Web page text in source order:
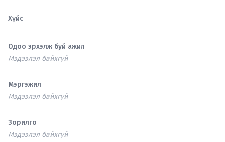
Хүйс
Одоо эрхэлж буй ажил
Мэдээлэл байхгүй
Мэргэжил
Мэдээлэл байхгүй
Зорилго
Мэдээлэл байхгүй